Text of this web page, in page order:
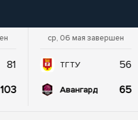
81
103
ср, 06 мая завершен
ТГТУ 56
Авангард 65